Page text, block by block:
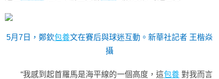
5月7日，鄭欽包養文在賽后與球迷互動。新華社記者 王楷焱
攝
“我感到起首羅馬是海平線的一個高度，這包養 對我而言